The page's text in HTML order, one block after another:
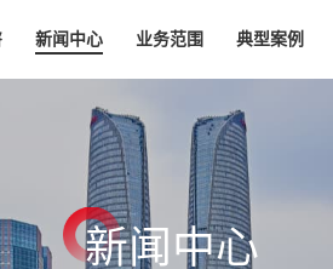
新闻中心 业务范围 典型案例
新闻 中心